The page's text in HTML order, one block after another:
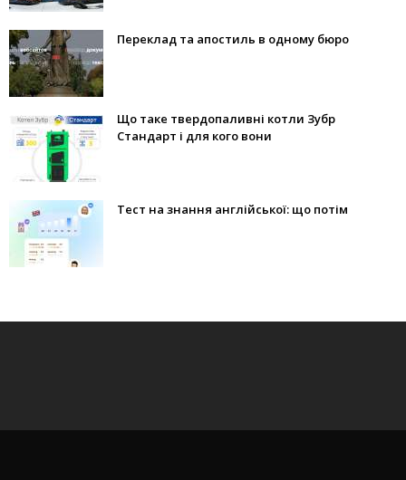
Переклад та апостиль в одному бюро
Що таке твердопаливні котли Зубр
Стандарт і для кого вони
Тест на знання англійської: що потім